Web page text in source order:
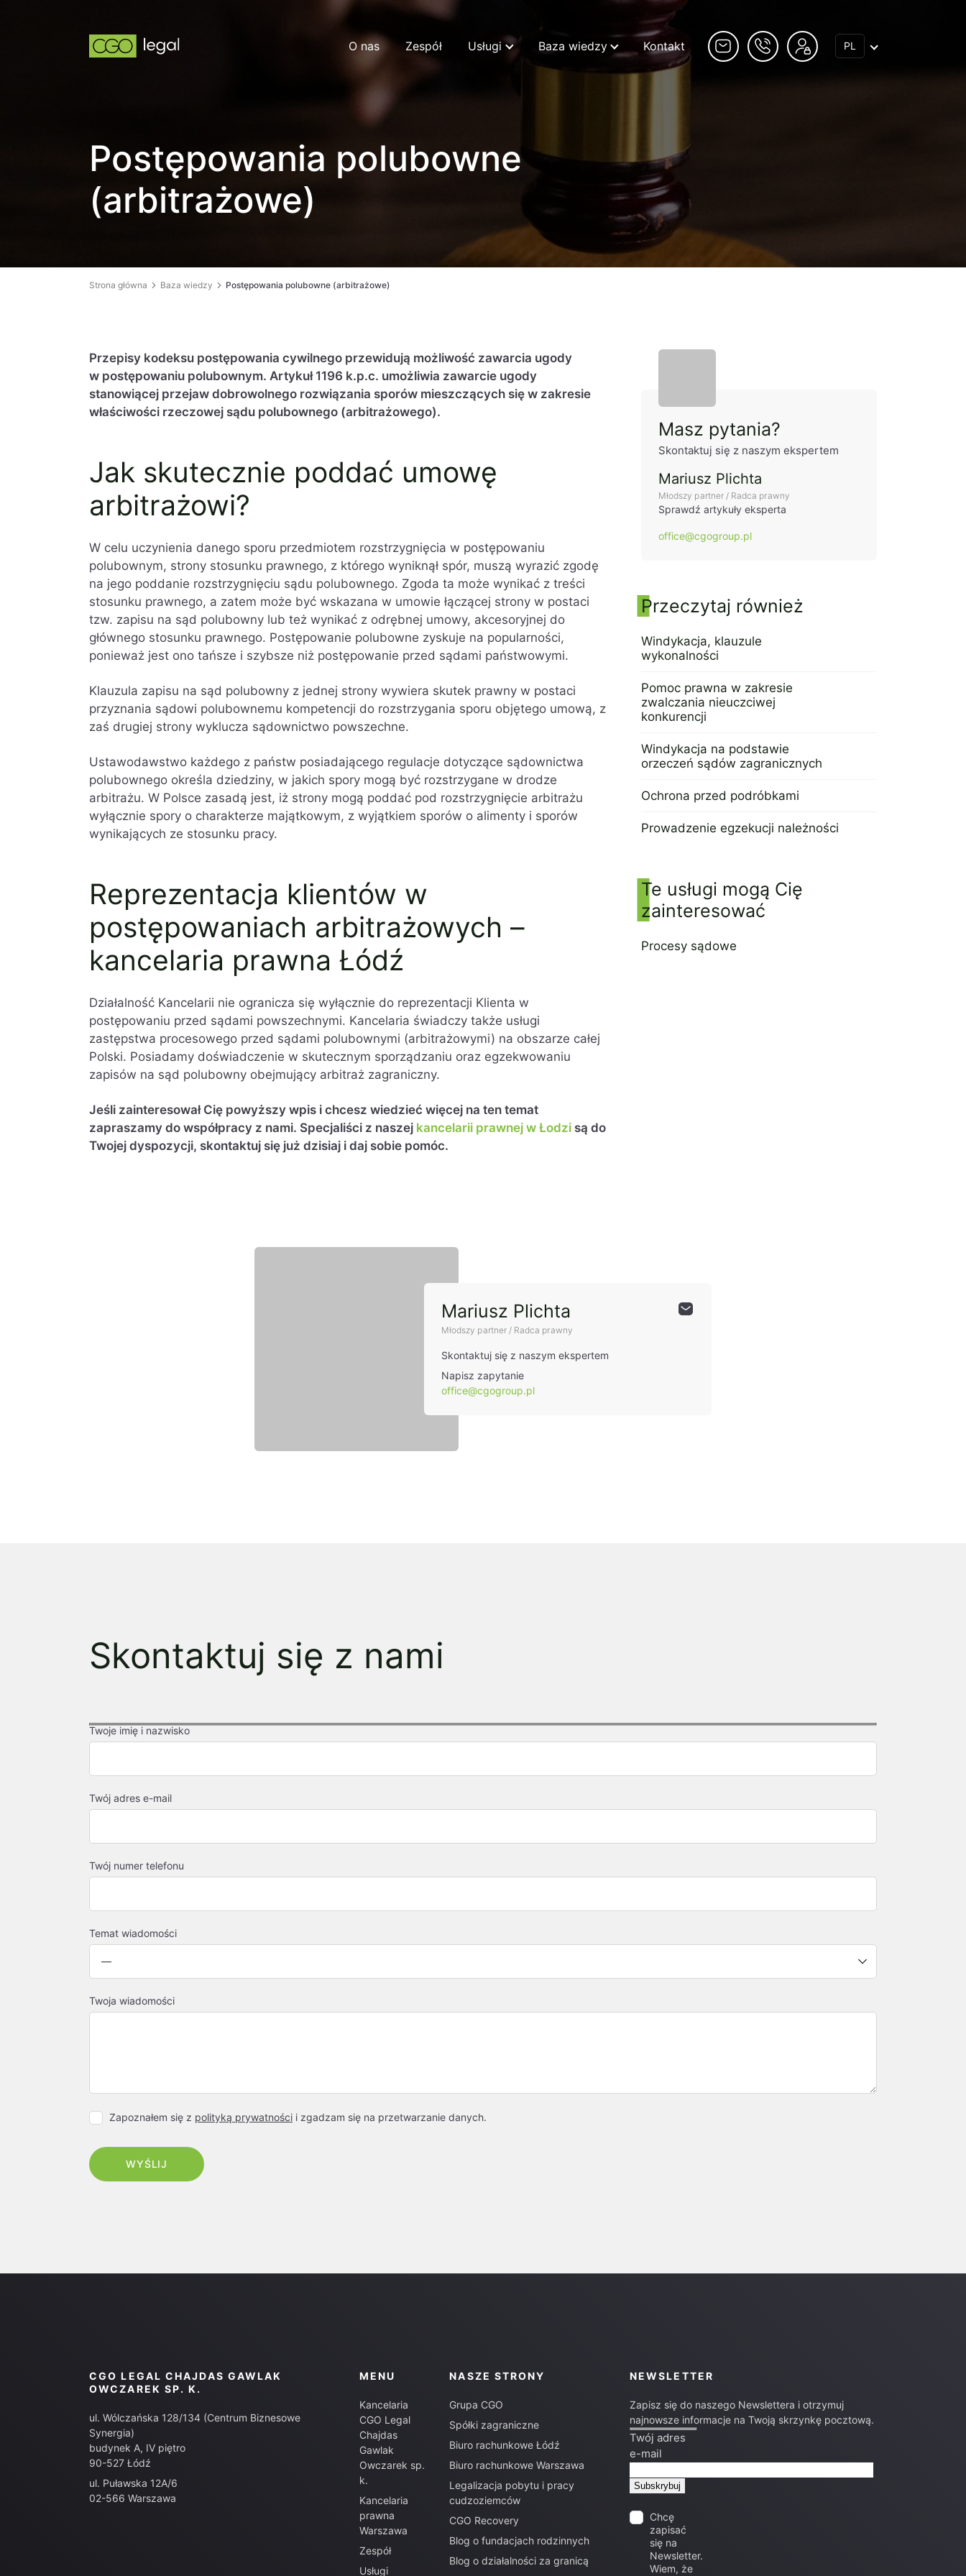
O nas Zespół Usługi Baza wiedzy Kontakt PL
Postępowania polubowne
(arbitrażowe)
Strona główna Baza wiedzy Postępowania polubowne (arbitrażowe)
Przepisy kodeksu postępowania cywilnego przewidują możliwość zawarcia ugody
w postępowaniu polubownym. Artykuł 1196 k.p.c. umożliwia zawarcie ugody
stanowiącej przejaw dobrowolnego rozwiązania sporów mieszczących się w zakresie
właściwości rzeczowej sądu polubownego (arbitrażowego).
Jak skutecznie poddać umowę
arbitrażowi?
W celu uczynienia danego sporu przedmiotem rozstrzygnięcia w postępowaniu
polubownym, strony stosunku prawnego, z którego wyniknął spór, muszą wyrazić zgodę
na jego poddanie rozstrzygnięciu sądu polubownego. Zgoda ta może wynikać z treści
stosunku prawnego, a zatem może być wskazana w umowie łączącej strony w postaci
tzw. zapisu na sąd polubowny lub też wynikać z odrębnej umowy, akcesoryjnej do
głównego stosunku prawnego. Postępowanie polubowne zyskuje na popularności,
ponieważ jest ono tańsze i szybsze niż postępowanie przed sądami państwowymi.
Klauzula zapisu na sąd polubowny z jednej strony wywiera skutek prawny w postaci
przyznania sądowi polubownemu kompetencji do rozstrzygania sporu objętego umową, z
zaś drugiej strony wyklucza sądownictwo powszechne.
Ustawodawstwo każdego z państw posiadającego regulacje dotyczące sądownictwa
polubownego określa dziedziny, w jakich spory mogą być rozstrzygane w drodze
arbitrażu. W Polsce zasadą jest, iż strony mogą poddać pod rozstrzygnięcie arbitrażu
wyłącznie spory o charakterze majątkowym, z wyjątkiem sporów o alimenty i sporów
wynikających ze stosunku pracy.
Reprezentacja klientów w
postępowaniach arbitrażowych –
kancelaria prawna Łódź
Działalność Kancelarii nie ogranicza się wyłącznie do reprezentacji Klienta w
postępowaniu przed sądami powszechnymi. Kancelaria świadczy także usługi
zastępstwa procesowego przed sądami polubownymi (arbitrażowymi) na obszarze całej
Polski. Posiadamy doświadczenie w skutecznym sporządzaniu oraz egzekwowaniu
zapisów na sąd polubowny obejmujący arbitraż zagraniczny.
Jeśli zainteresował Cię powyższy wpis i chcesz wiedzieć więcej na ten temat
zapraszamy do współpracy z nami. Specjaliści z naszej kancelarii prawnej w Łodzi są do
Twojej dyspozycji, skontaktuj się już dzisiaj i daj sobie pomóc.
Masz pytania?
Skontaktuj się z naszym ekspertem
Mariusz Plichta
Młodszy partner / Radca prawny
Sprawdź artykuły eksperta
office@cgogroup.pl
Przeczytaj również
Windykacja, klauzule
wykonalności
Pomoc prawna w zakresie
zwalczania nieuczciwej
konkurencji
Windykacja na podstawie
orzeczeń sądów zagranicznych
Ochrona przed podróbkami
Prowadzenie egzekucji należności
Te usługi mogą Cię
zainteresować
Procesy sądowe
Mariusz Plichta
Młodszy partner / Radca prawny
Skontaktuj się z naszym ekspertem
Napisz zapytanie
office@cgogroup.pl
Skontaktuj się z nami
Twoje imię i nazwisko
Twój adres e-mail
Twój numer telefonu
Temat wiadomości
Twoja wiadomości
Zapoznałem się z polityką prywatności i zgadzam się na przetwarzanie danych.
CGO LEGAL CHAJDAS GAWLAK
OWCZAREK SP. K.
ul. Wólczańska 128/134 (Centrum Biznesowe
Synergia)
budynek A, IV piętro
90-527 Łódź
ul. Puławska 12A/6
02-566 Warszawa
MENU
Kancelaria
CGO Legal
Chajdas
Gawlak
Owczarek sp.
k.
Kancelaria
prawna
Warszawa
Zespół
Usługi
NASZE STRONY
Grupa CGO
Spółki zagraniczne
Biuro rachunkowe Łódź
Biuro rachunkowe Warszawa
Legalizacja pobytu i pracy
cudzoziemców
CGO Recovery
Blog o fundacjach rodzinnych
Blog o działalności za granicą
NEWSLETTER
Zapisz się do naszego Newslettera i otrzymuj
najnowsze informacje na Twoją skrzynkę pocztową.
Twój adres
e-mail
Chcę
zapisać
się na
Newsletter.
Wiem, że